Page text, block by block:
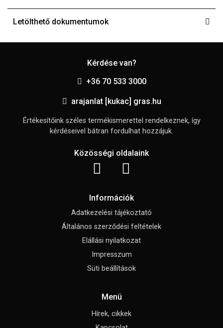
Letölthető dokumentumok
Kérdése van?
+36 70 533 3000
arajanlat [kukac] gras.hu
Értékesítőink széles termékismerettel rendelkeznek, így
kérdéseivel bátran fordulhat hozzájuk.
Közösségi oldalaink
Információk
Adatkezelési tájékoztató
Általános szerződési feltételek
Elállási nyilatkozat
Impresszum
Süti beállítások
Menü
Hírek, cikkek